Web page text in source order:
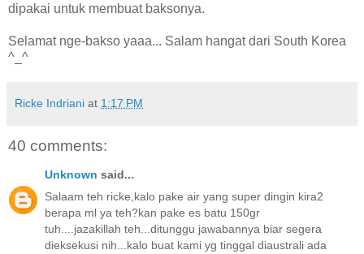
dipakai untuk membuat baksonya.
Selamat nge-bakso yaaa... Salam hangat dari South Korea
^_^
Ricke Indriani at 1:17 PM
40 comments:
Unknown said...
Salaam teh ricke,kalo pake air yang super dingin kira2
berapa ml ya teh?kan pake es batu 150gr
tuh....jazakillah teh...ditunggu jawabannya biar segera
dieksekusi nih...kalo buat kami yg tinggal diaustrali ada